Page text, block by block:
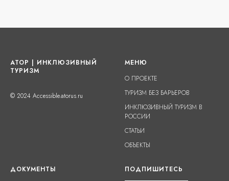
АТОР | ИНКЛЮЗИВНЫЙ
ТУРИЗМ
© 2024 Accessible.atorus.ru
МЕНЮ
О ПРОЕКТЕ
ТУРИЗМ БЕЗ БАРЬЕРОВ
ИНКЛЮЗИВНЫЙ ТУРИЗМ В
РОССИИ
СТАТЬИ
ОБЪЕКТЫ
ДОКУМЕНТЫ
ПОДПИШИТЕСЬ